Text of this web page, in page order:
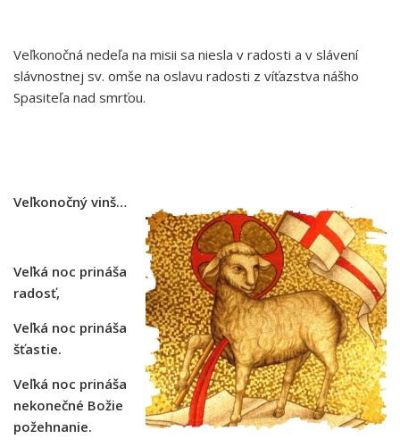
Veľkonočná nedeľa na misii sa niesla v radosti a v slávení
slávnostnej sv. omše na oslavu radosti z víťazstva nášho
Spasiteľa nad smrťou.
Veľkonočný vinš…
Veľká noc prináša
radosť,
Veľká noc prináša
šťastie.
Veľká noc prináša
nekonečné Božie
požehnanie.